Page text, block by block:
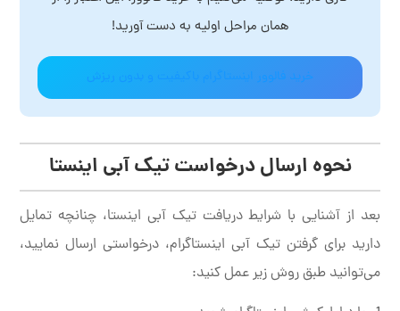
همان مراحل اولیه به دست آورید!
خرید فالوور اینستاگرام باکیفیت و بدون ریزش
نحوه ارسال درخواست تیک آبی اینستا
بعد از آشنایی با شرایط دریافت تیک آبی اینستا، چنانچه تمایل
دارید برای گرفتن تیک آبی اینستاگرام، درخواستی ارسال نمایید،
می‌توانید طبق روش زیر عمل کنید: